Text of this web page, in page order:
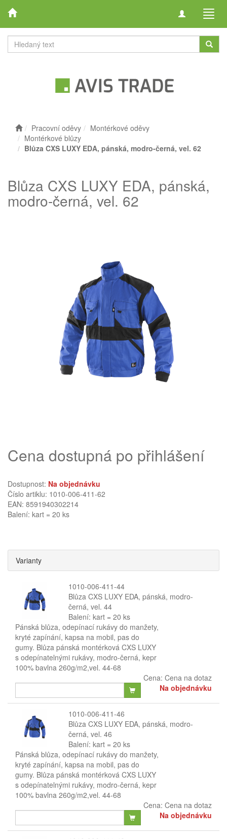
Toggle
Pracovní oděvy
Montérkové oděvy
Montérkové blůzy
Blůza CXS LUXY EDA, pánská, modro-černá, vel. 62
Blůza CXS LUXY EDA, pánská,
modro-černá, vel. 62
Cena dostupná po přihlášení
Dostupnost: Na objednávku
Číslo artiklu: 1010-006-411-62
EAN: 8591940302214
Balení: kart = 20 ks
Varianty
1010-006-411-44
Blůza CXS LUXY EDA, pánská, modro-
černá, vel. 44
Balení: kart = 20 ks
Pánská blůza, odepínací rukávy do manžety,
kryté zapínání, kapsa na mobil, pas do
gumy. Blůza pánská montérková CXS LUXY
s odepínatelnými rukávy, modro-černá, kepr
100% bavlna 260g/m2,vel. 44-68
Cena: Cena na dotaz
Na objednávku
1010-006-411-46
Blůza CXS LUXY EDA, pánská, modro-
černá, vel. 46
Balení: kart = 20 ks
Pánská blůza, odepínací rukávy do manžety,
kryté zapínání, kapsa na mobil, pas do
gumy. Blůza pánská montérková CXS LUXY
s odepínatelnými rukávy, modro-černá, kepr
100% bavlna 260g/m2,vel. 44-68
Cena: Cena na dotaz
Na objednávku